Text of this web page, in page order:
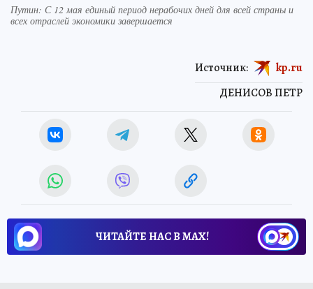
Путин: С 12 мая единый период нерабочих дней для всей страны и
всех отраслей экономики завершается
ДЕНИСОВ ПЕТР
Источник: kp.ru
ЧИТАЙТЕ НАС В МАХ!